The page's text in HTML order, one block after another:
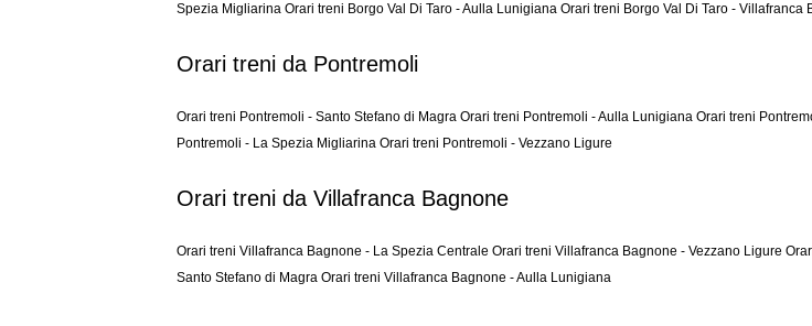
Spezia Migliarina Orari treni Borgo Val Di Taro - Aulla Lunigiana Orari treni Borgo Val Di Taro - Villafranca
Orari treni da Pontremoli
Orari treni Pontremoli - Santo Stefano di Magra Orari treni Pontremoli - Aulla Lunigiana Orari treni
Pontremoli - La Spezia Migliarina Orari treni Pontremoli - Vezzano Ligure
Orari treni da Villafranca Bagnone
Orari treni Villafranca Bagnone - La Spezia Centrale Orari treni Villafranca Bagnone - Vezzano Ligure
Santo Stefano di Magra Orari treni Villafranca Bagnone - Aulla Lunigiana